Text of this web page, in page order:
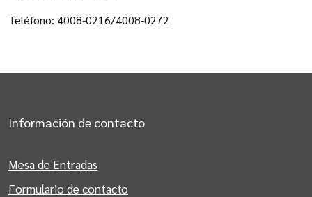
Teléfono: 4008-0216/4008-0272
Información de contacto
Mesa de Entradas
Formulario de contacto